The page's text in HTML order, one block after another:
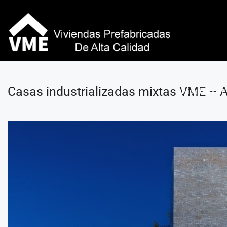
Viviendas
Casas industrializadas mixtas VME –